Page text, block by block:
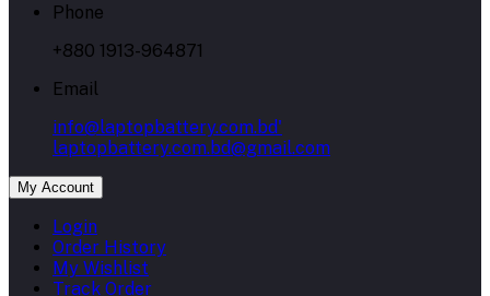
Phone
+880 1913-964871
Email
info@laptopbattery.com.bd'
laptopbattery.com.bd@gmail.com
My Account
Login
Order History
My Wishlist
Track Order